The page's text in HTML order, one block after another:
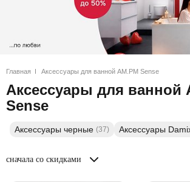
Главная Аксессуары для ванной AM.PM Sense
Аксессуары для ванной
Sense
Аксессуары черные (37) Аксессуары
сначала со скидками